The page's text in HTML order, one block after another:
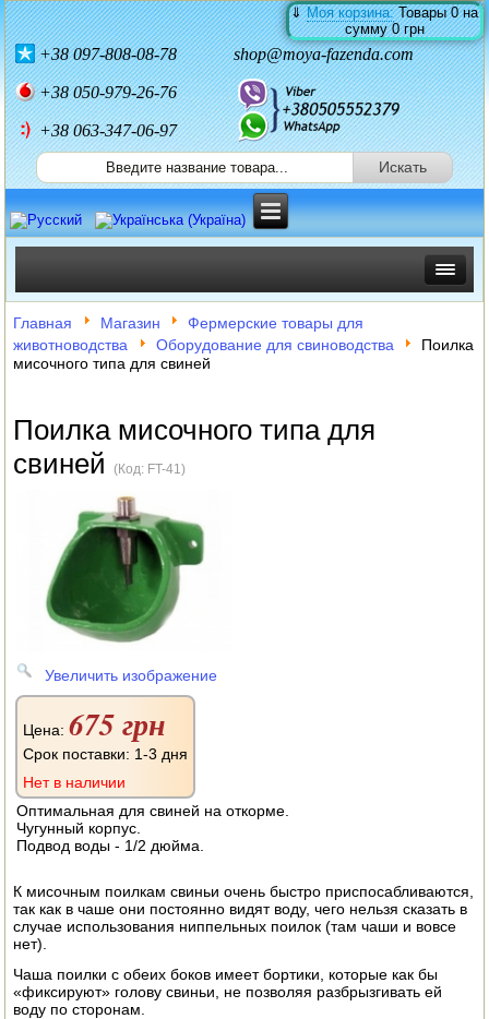
⇓Моя корзина:Товары0на
сумму0 грн
+38097-808-08-78 shop@moya-fazenda.com
+38050-979-26-76
+38 063-347-06-97
ИНКУБАТОРЫ
ЗЕРНОДРОБИЛКИ
СОЛОМОРЕЗКИ
АВТОКЛАВЫ
ДЛЯ ОГОРОДА
НАВЕСНОЕ ДЛЯ МОТОБЛОКОВ
СЕПАРАТОРЫ И МАСЛОБОЙКИ
СЫРОВАРНИ
ШИНКОВКИ
ОБОГРЕВАТЕЛИ
ГАЗОВЫЕ БАЛЛОНЫ
НАСТОЛЬНЫЕ ПЛИТЫ
ЭЛЕКТРО И БЕНЗО ИНСТРУМЕНТ
Главная Магазин
Фермерские товары для
животноводства
Оборудование для свиноводства
Поилка
мисочного типа для свиней
Поилка мисочного типа для
свиней(Код: FT-41)
Увеличить изображение
Цена:675 грн
Срок поставки: 1-3 дня
Нет в наличии
Оптимальная для свиней на откорме.
Чугунный корпус.
Подвод воды - 1/2 дюйма.
К мисочным поилкам свиньи очень быстро приспосабливаются,
так как в чаше они постоянно видят воду, чего нельзя сказать в
случае использования ниппельных поилок (там чаши и вовсе
нет).
Чаша поилки с обеих боков имеет бортики, которые как бы
«фиксируют» голову свиньи, не позволяя разбрызгивать ей
воду по сторонам.